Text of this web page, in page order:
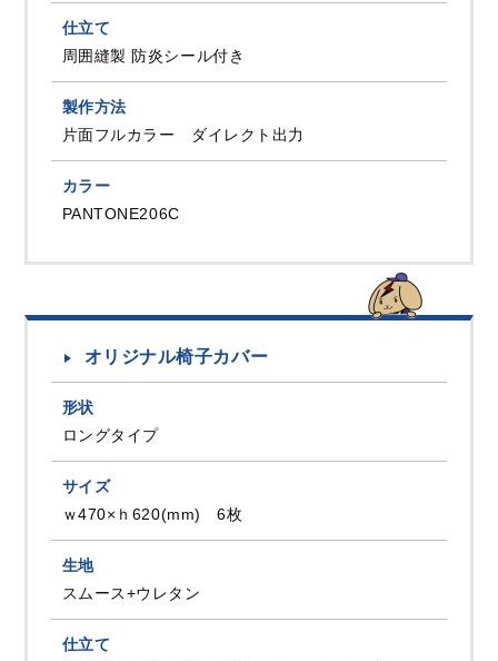
仕立て
周囲縫製 防炎シール付き
製作方法
片面フルカラー ダイレクト出力
カラー
PANTONE206C
オリジナル椅子カバー
形状
ロングタイプ
サイズ
ｗ470×ｈ620(mm) 6枚
生地
スムース+ウレタン
仕立て